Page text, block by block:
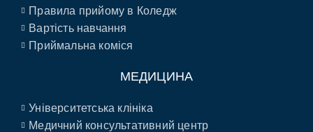
Правила прийому в Коледж
Вартість навчання
Приймальна коміся
МЕДИЦИНА
Університетська клініка
Медичний консультативний центр